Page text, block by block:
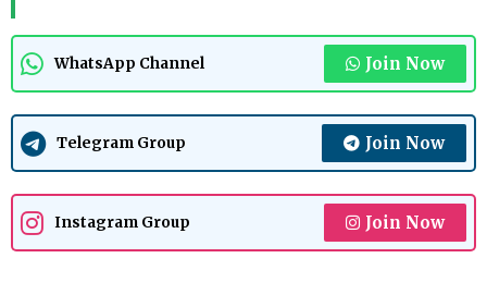
WhatsApp Channel Join Now
Telegram Group Join Now
Instagram Group Join Now